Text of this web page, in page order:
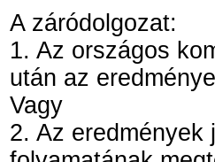
A záródolgozat:
1. Az országos
után az
Vagy
2. Az